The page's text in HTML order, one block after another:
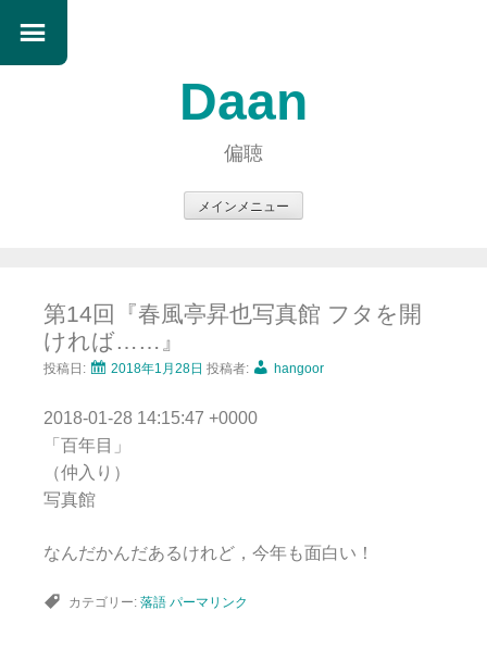
Daan
偏聴
メインメニュー
ン
ツ
へ
キ
ッ
プ
第14回『春風亭昇也写真館 フタを開
ければ……』
投稿日: 2018年1月28日 投稿者: hangoor
2018-01-28 14:15:47 +0000
「百年目」
（仲入り）
写真館
なんだかんだあるけれど，今年も面白い！
カテゴリー: 落語 パーマリンク